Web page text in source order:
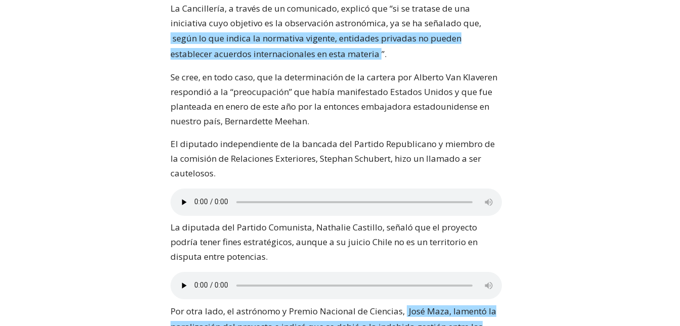
La Cancillería, a través de un comunicado, explicó que “si se tratase de una
iniciativa cuyo objetivo es la observación astronómica, ya se ha señalado que,
según lo que indica la normativa vigente, entidades privadas no pueden
establecer acuerdos internacionales en esta materia ”.
Se cree, en todo caso, que la determinación de la cartera por Alberto Van Klaveren
respondió a la “preocupación” que había manifestado Estados Unidos y que fue
planteada en enero de este año por la entonces embajadora estadounidense en
nuestro país, Bernardette Meehan.
El diputado independiente de la bancada del Partido Republicano y miembro de
la comisión de Relaciones Exteriores, Stephan Schubert, hizo un llamado a ser
cautelosos.
La diputada del Partido Comunista, Nathalie Castillo, señaló que el proyecto
podría tener fines estratégicos, aunque a su juicio Chile no es un territorio en
disputa entre potencias.
Por otra lado, el astrónomo y Premio Nacional de Ciencias, José Maza, lamentó la